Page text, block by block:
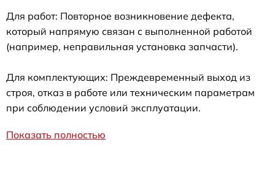
Для работ: Повторное возникновение дефекта,
который напрямую связан с выполненной работой
(например, неправильная установка запчасти).
Для комплектующих: Преждевременный выход из
строя, отказ в работе или техническим параметрам
при соблюдении условий эксплуатации.
Показать полностью